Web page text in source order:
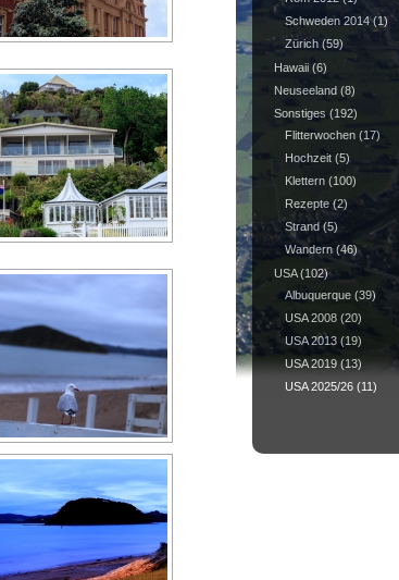
Schweden 2014(1)
Zürich(59)
Hawaii(6)
Neuseeland(8)
Sonstiges (192)
Flitterwochen(17)
Hochzeit(5)
Klettern(100)
Rezepte(2)
Strand(5)
Wandern(46)
USA(102)
Albuquerque(39)
USA 2008(20)
USA 2013(19)
USA 2019(13)
USA 2025/26(11)